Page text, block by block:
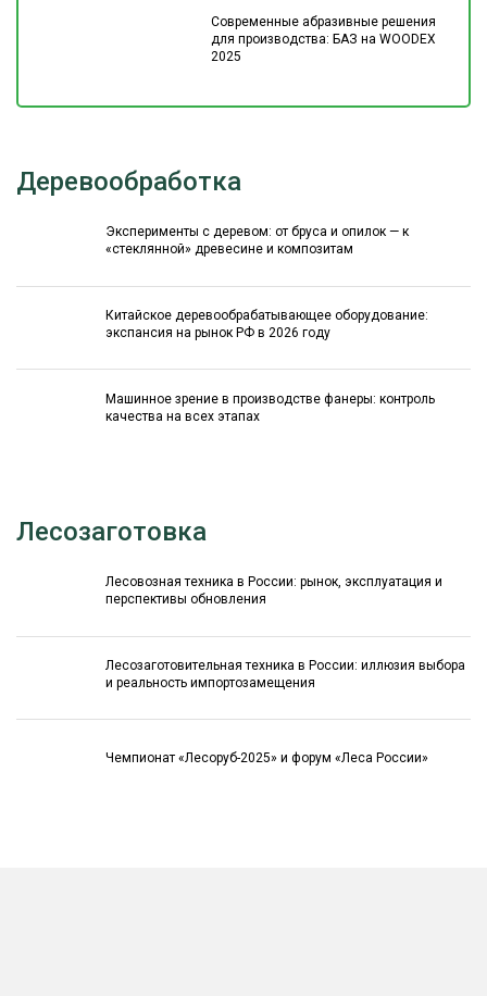
Современные абразивные решения
для производства: БАЗ на WOODEX
2025
Деревообработка
Эксперименты с деревом: от бруса и опилок — к
«стеклянной» древесине и композитам
Китайское деревообрабатывающее оборудование:
экспансия на рынок РФ в 2026 году
Машинное зрение в производстве фанеры: контроль
качества на всех этапах
Лесозаготовка
Лесовозная техника в России: рынок, эксплуатация и
перспективы обновления
Лесозаготовительная техника в России: иллюзия выбора
и реальность импортозамещения
Чемпионат «Лесоруб-2025» и форум «Леса России»